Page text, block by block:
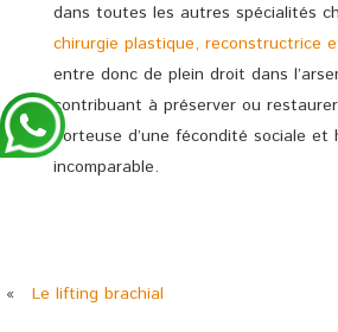
dans toutes les autres spécialités
chirurgie plastique, reconstructrice
entre donc de plein droit dans
contribuant à préserver ou
porteuse d’une fécondité sociale et
incomparable.
« Le lifting brachial